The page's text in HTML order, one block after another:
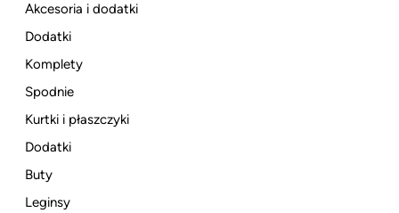
Akcesoria i dodatki
Dodatki
Komplety
Spodnie
Kurtki i płaszczyki
Dodatki
Buty
Leginsy